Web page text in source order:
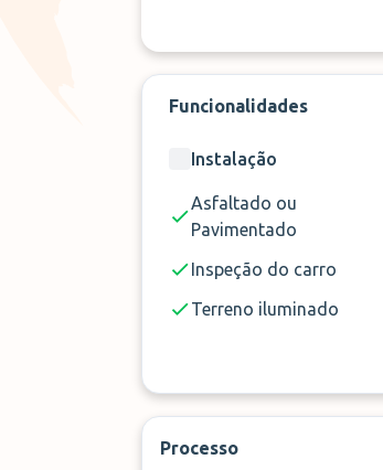
Funcionalidades
Instalação
Asfaltado ou
Pavimentado
Inspeção do carro
Terreno iluminado
Processo